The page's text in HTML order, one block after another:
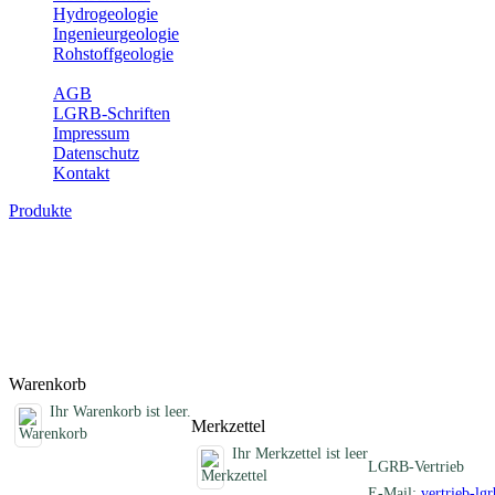
Hydrogeologie
Ingenieurgeologie
Rohstoffgeologie
AGB
LGRB-Schriften
Impressum
Datenschutz
Kontakt
Produkte
Warenkorb
Ihr Warenkorb ist leer.
Merkzettel
Ihr Merkzettel ist leer
LGRB-Vertrieb